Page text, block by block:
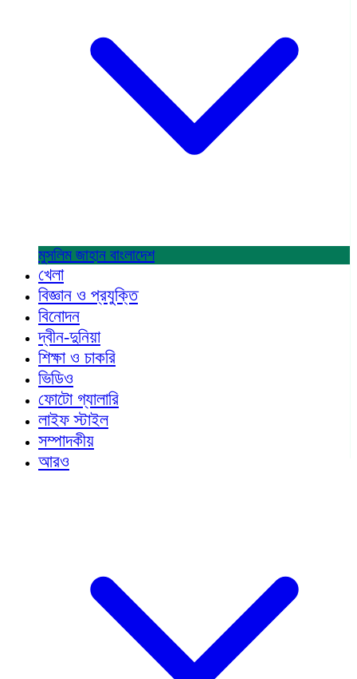
মুসলিম জাহান বাংলাদেশ
খেলা
বিজ্ঞান ও প্রযুক্তি
বিনোদন
দ্বীন-দুনিয়া
শিক্ষা ও চাকরি
ভিডিও
ফোটো গ্যালারি
লাইফ স্টাইল
সম্পাদকীয়
আরও